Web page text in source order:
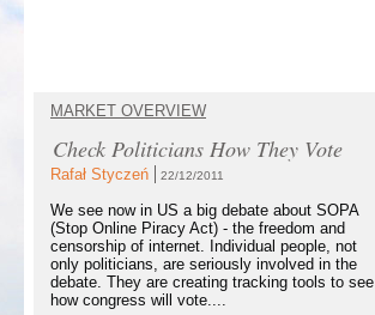
MARKET OVERVIEW
Check Politicians How They Vote
Rafał Styczeń 22/12/2011
We see now in US a big debate about SOPA
(Stop Online Piracy Act) - the freedom and
censorship of internet. Individual people, not
only politicians, are seriously involved in the
debate. They are creating tracking tools to see
how congress will vote....